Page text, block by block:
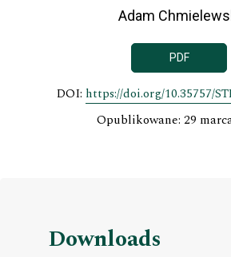
Adam
PDF
DOI: https://doi.org/10.35757/
Opublikowane: 29
Downloads